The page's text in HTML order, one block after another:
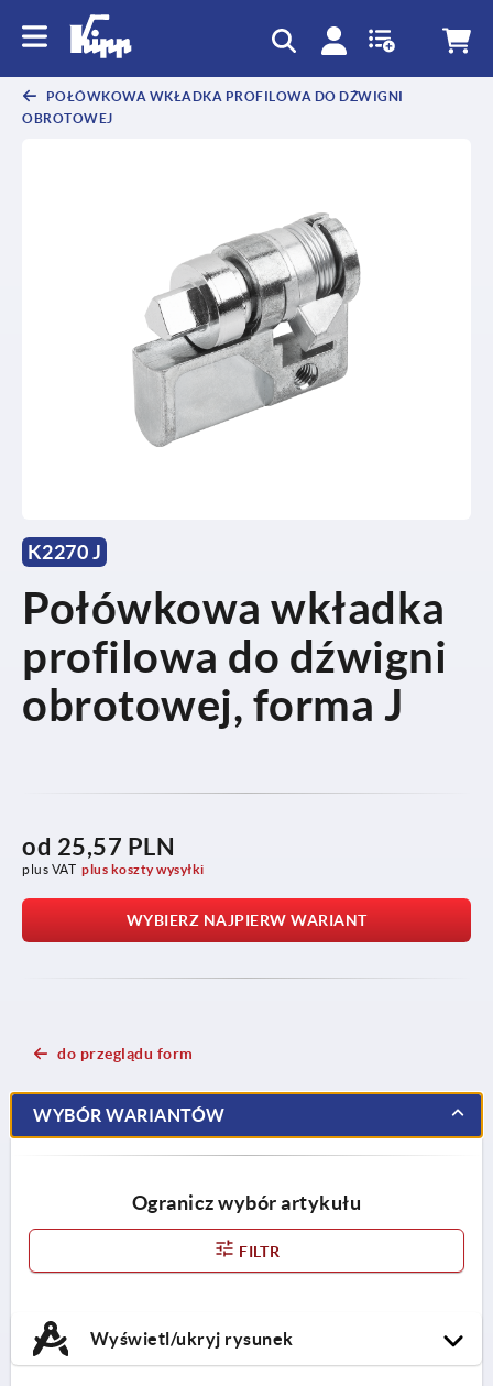
POŁÓWKOWA WKŁADKA PROFILOWA DO DŹWIGNI
OBROTOWEJ
K2270 J
Połówkowa wkładka
profilowa do dźwigni
obrotowej, forma J
od 25,57 PLN
plus VAT plus koszty wysyłki
WYBIERZ NAJPIERW WARIANT
do przeglądu form
WYBÓR WARIANTÓW
Ogranicz wybór artykułu
FILTR
Wyświetl/ukryj rysunek